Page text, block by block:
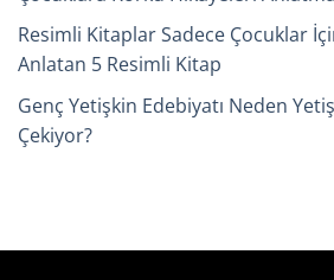
Resimli Kitaplar Sadece Çocuklar
Anlatan 5 Resimli Kitap
Genç Yetişkin Edebiyatı Neden
Çekiyor?